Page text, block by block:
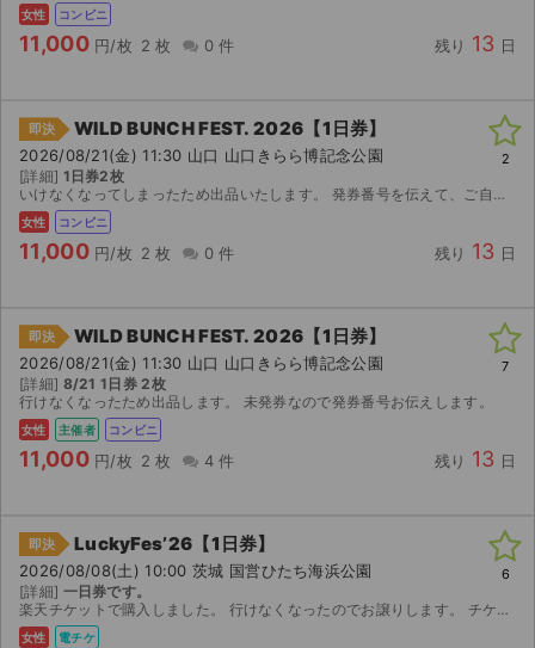
女性 コンビニ
11,000 円/枚 2 枚 0 件 残り 13 日
即決 WILD BUNCH FEST. 2026【1日券】
2026/08/21(金) 11:30 山口 山口きらら博記念公園
[詳細] 1日券2枚
いけなくなってしまったため出品いたします。 発券番号を伝えて、ご自身でチケットを発券していただきます。
女性 コンビニ
11,000 円/枚 2 枚 0 件 残り 13 日
2
即決 WILD BUNCH FEST. 2026【1日券】
2026/08/21(金) 11:30 山口 山口きらら博記念公園
[詳細] 8/21 1日券 2枚
行けなくなったため出品します。 未発券なので発券番号お伝えします。
女性 主催者 コンビニ
11,000 円/枚 2 枚 4 件 残り 13 日
7
即決 LuckyFes’26【1日券】
2026/08/08(土) 10:00 茨城 国営ひたち海浜公園
[詳細] 一日券です。
楽天チケットで購入しました。 行けなくなったのでお譲りします。 チケットの渡し方はご相談ください。
女性 電チケ
6